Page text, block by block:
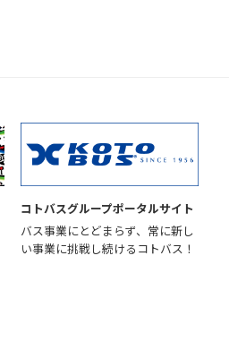
コトバスグループポータルサイト
バス事業にとどまらず、常に新し
い事業に挑戦し続けるコトバス！